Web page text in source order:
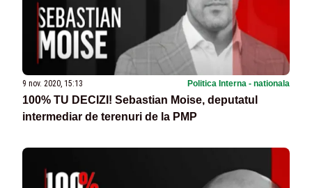
9 nov. 2020, 15:13 Politica Interna - nationala
100% TU DECIZI! Sebastian Moise, deputatul
intermediar de terenuri de la PMP